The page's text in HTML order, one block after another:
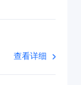
查看详细